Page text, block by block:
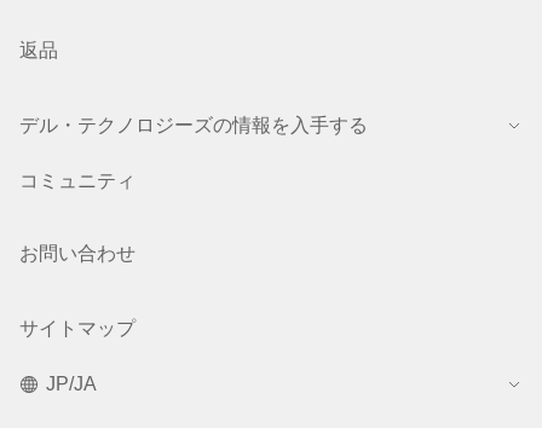
返品
デル・テクノロジーズの情報を入手する
コミュニティ
お問い合わせ
サイトマップ
JP/JA